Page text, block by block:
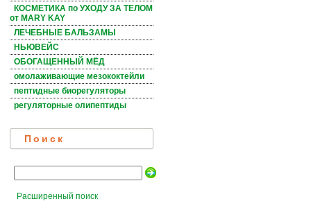
КОСМЕТИКА по УХОДУ ЗА ТЕЛОМ
от MARY KAY
ЛЕЧЕБНЫЕ БАЛЬЗАМЫ
НЬЮВЕЙС
ОБОГАЩЕННЫЙ МЁД
омолаживающие мезококтейли
пептидные биорегуляторы
регуляторные олипептиды
Поиск
Расширенный поиск